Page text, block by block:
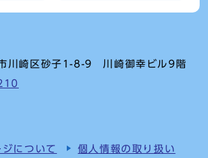
川崎区砂子1-8-9 川崎御幸ビル9階
について 個人情報の取り扱い